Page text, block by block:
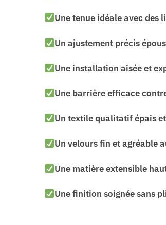
Une tenue idéale avec des
Un ajustement précis
Une installation aisée et
Une barrière efficace
Un textile qualitatif épais
Un velours fin et agréable
Une matière extensible
Une finition soignée sans